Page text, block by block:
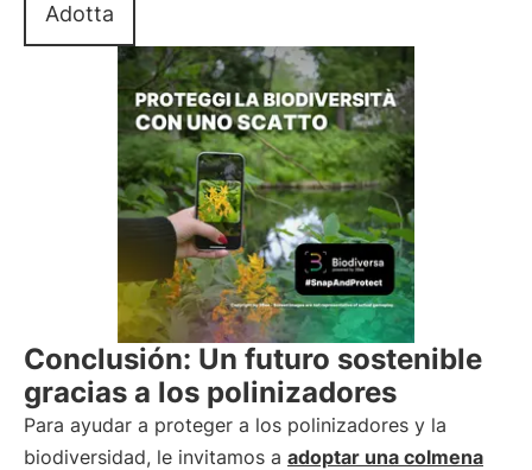
Adotta
Conclusión: Un futuro sostenible
gracias a los polinizadores
Para ayudar a proteger a los polinizadores y la
biodiversidad, le invitamos a adoptar una colmena